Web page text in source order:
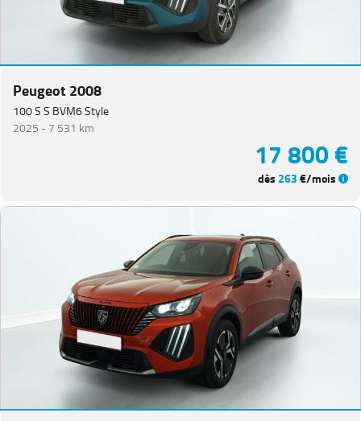
Peugeot 2008
100 S S BVM6 Style
2025 -7 531 km
17 800 €
dès 263€/mois